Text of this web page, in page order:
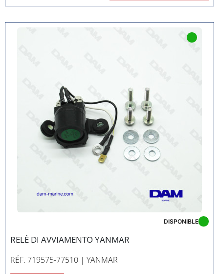
RELÈ DI AVVIAMENTO YANMAR
RÉF. 719575-77510 | YANMAR
DISPONIBLE